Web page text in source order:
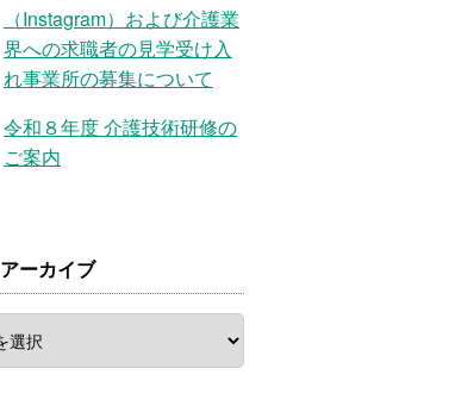
（Instagram）および介護業
界への求職者の見学受け入
れ事業所の募集について
令和８年度 介護技術研修の
ご案内
アーカイブ